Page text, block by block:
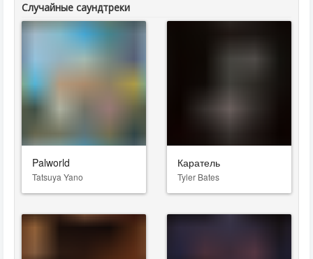
Случайные саундтреки
Palworld
Tatsuya Yano
Каратель
Tyler Bates